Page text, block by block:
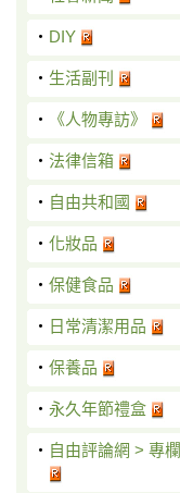
‧ DIY
‧ 生活副刊
‧ 《人物專訪》
‧ 法律信箱
‧ 自由共和國
‧ 化妝品
‧ 保健食品
‧ 日常清潔用品
‧ 保養品
‧ 永久年節禮盒
‧ 自由評論網 > 專欄